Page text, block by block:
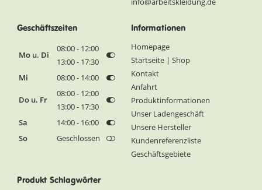
Geschäftszeiten
Mo u. Di
08:00 - 12:00
13:00 - 17:30
Mi
08:00 - 14:00
Do u. Fr
08:00 - 12:00
13:00 - 17:30
Sa
14:00 - 16:00
So
Geschlossen
Informationen
Homepage
Startseite | Shop
Kontakt
Anfahrt
Produktinformationen
Unser Ladengeschäft
Unsere Hersteller
Kundenreferenzliste
Geschäftsgebiete
Produkt Schlagwörter